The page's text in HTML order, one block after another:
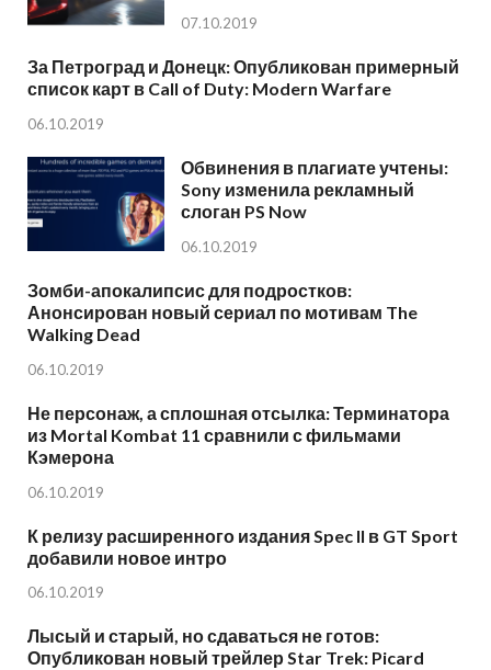
07.10.2019
За Петроград и Донецк: Опубликован примерный
список карт в Call of Duty: Modern Warfare
06.10.2019
Обвинения в плагиате учтены:
Sony изменила рекламный
слоган PS Now
06.10.2019
Зомби-апокалипсис для подростков:
Анонсирован новый сериал по мотивам The
Walking Dead
06.10.2019
Не персонаж, а сплошная отсылка: Терминатора
из Mortal Kombat 11 сравнили с фильмами
Кэмерона
06.10.2019
К релизу расширенного издания Spec II в GT Sport
добавили новое интро
06.10.2019
Лысый и старый, но сдаваться не готов:
Опубликован новый трейлер Star Trek: Picard